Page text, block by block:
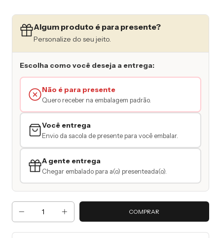
Algum produto é para presente?
Personalize do seu jeito.
Escolha como você deseja a entrega:
Não é para presente
Quero receber na embalagem padrão.
Você entrega
Envio da sacola de presente para você embalar.
A gente entrega
Chegar embalado para a(o) presenteada(o).